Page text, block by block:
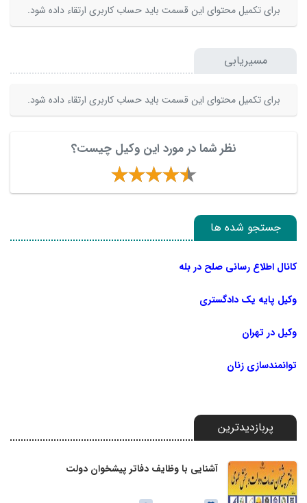
برای تکمیل محتوای این قسمت باید حساب کاربری ارتقاء داده شود.
مسیریابی
برای تکمیل محتوای این قسمت باید حساب کاربری ارتقاء داده شود.
نظر شما در مورد این وکیل چیست؟
جستجو شده ها
کانال اطلاع رسانی صلح در بله
وکیل پایه یک دادگستری
وکیل در تهران
توانمندسازی زنان
پربازدیدترین
آشنایی با وظایف دفاتر پیشخوان دولت